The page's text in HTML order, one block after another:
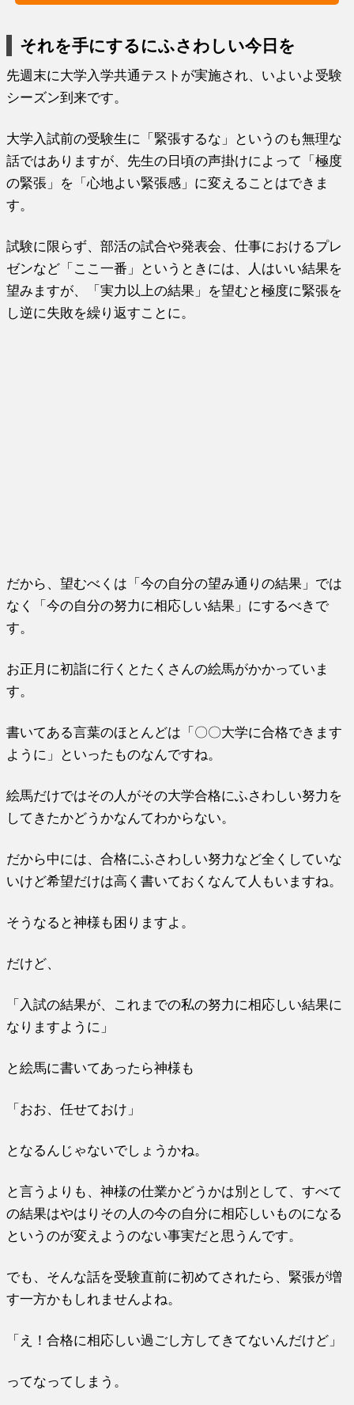
それを手にするにふさわしい今日を
先週末に大学入学共通テストが実施され、いよいよ受験
シーズン到来です。
大学入試前の受験生に「緊張するな」というのも無理な
話ではありますが、先生の日頃の声掛けによって「極度
の緊張」を「心地よい緊張感」に変えることはできま
す。
試験に限らず、部活の試合や発表会、仕事におけるプレ
ゼンなど「ここ一番」というときには、人はいい結果を
望みますが、「実力以上の結果」を望むと極度に緊張を
し逆に失敗を繰り返すことに。
だから、望むべくは「今の自分の望み通りの結果」では
なく「今の自分の努力に相応しい結果」にするべきで
す。
お正月に初詣に行くとたくさんの絵馬がかかっていま
す。
書いてある言葉のほとんどは「〇〇大学に合格できます
ように」といったものなんですね。
絵馬だけではその人がその大学合格にふさわしい努力を
してきたかどうかなんてわからない。
だから中には、合格にふさわしい努力など全くしていな
いけど希望だけは高く書いておくなんて人もいますね。
そうなると神様も困りますよ。
だけど、
「入試の結果が、これまでの私の努力に相応しい結果に
なりますように」
と絵馬に書いてあったら神様も
「おお、任せておけ」
となるんじゃないでしょうかね。
と言うよりも、神様の仕業かどうかは別として、すべて
の結果はやはりその人の今の自分に相応しいものになる
というのが変えようのない事実だと思うんです。
でも、そんな話を受験直前に初めてされたら、緊張が増
す一方かもしれませんよね。
「え！合格に相応しい過ごし方してきてないんだけど」
ってなってしまう。